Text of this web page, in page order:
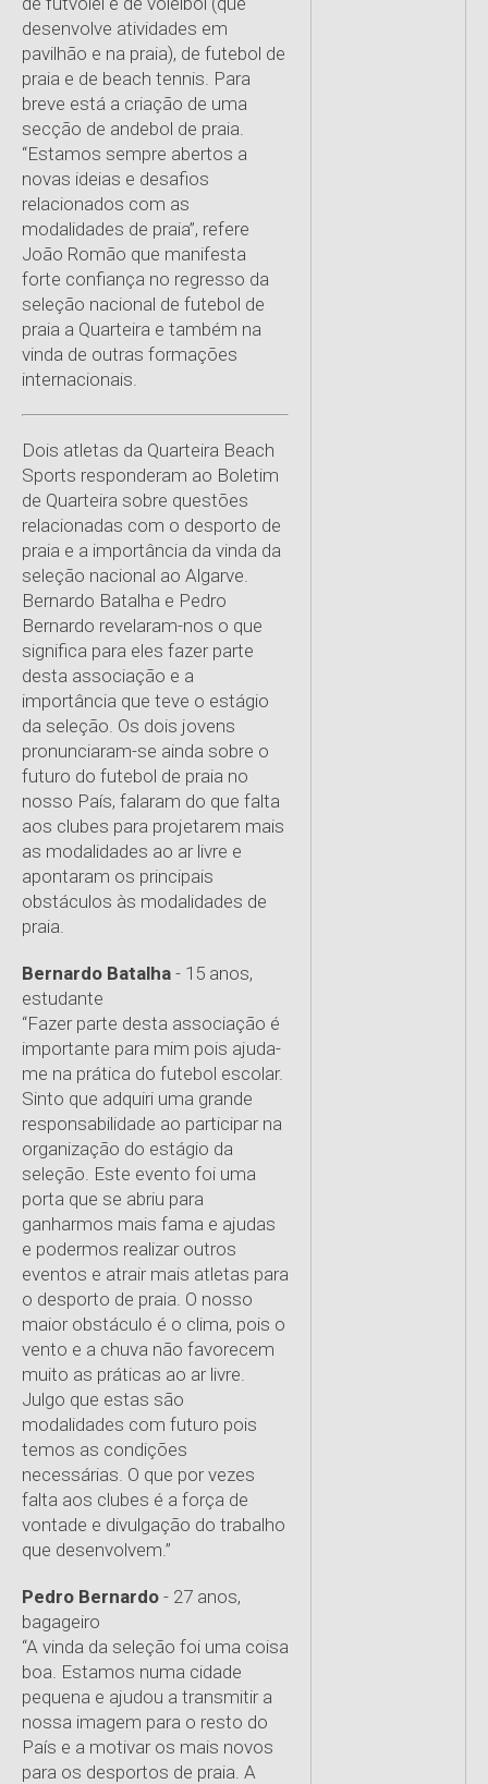
desenvolve atividades em
pavilhão e na praia), de futebol de
praia e de beach tennis. Para
breve está a criação de uma
secção de andebol de praia.
“Estamos sempre abertos a
novas ideias e desafios
relacionados com as
modalidades de praia”, refere
João Romão que manifesta
forte confiança no regresso da
seleção nacional de futebol de
praia a Quarteira e também na
vinda de outras formações
internacionais.
Dois atletas da Quarteira Beach
Sports responderam ao Boletim
de Quarteira sobre questões
relacionadas com o desporto de
praia e a importância da vinda da
seleção nacional ao Algarve.
Bernardo Batalha e Pedro
Bernardo revelaram-nos o que
significa para eles fazer parte
desta associação e a
importância que teve o estágio
da seleção. Os dois jovens
pronunciaram-se ainda sobre o
futuro do futebol de praia no
nosso País, falaram do que falta
aos clubes para projetarem mais
as modalidades ao ar livre e
apontaram os principais
obstáculos às modalidades de
praia.
Bernardo Batalha - 15 anos,
estudante
“Fazer parte desta associação é
importante para mim pois ajuda-
me na prática do futebol escolar.
Sinto que adquiri uma grande
responsabilidade ao participar na
organização do estágio da
seleção. Este evento foi uma
porta que se abriu para
ganharmos mais fama e ajudas
e podermos realizar outros
eventos e atrair mais atletas para
o desporto de praia. O nosso
maior obstáculo é o clima, pois o
vento e a chuva não favorecem
muito as práticas ao ar livre.
Julgo que estas são
modalidades com futuro pois
temos as condições
necessárias. O que por vezes
falta aos clubes é a força de
vontade e divulgação do trabalho
que desenvolvem.”
Pedro Bernardo - 27 anos,
bagageiro
“A vinda da seleção foi uma coisa
boa. Estamos numa cidade
pequena e ajudou a transmitir a
nossa imagem para o resto do
País e a motivar os mais novos
para os desportos de praia. A